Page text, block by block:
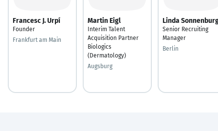
Francesc J. Urpí
Founder
Frankfurt am Main
Martin Eigl
Interim Talent
Acquisition Partner
Biologics
(Dermatology)
Augsburg
Linda
Senior Recruiting
Manager
Berlin